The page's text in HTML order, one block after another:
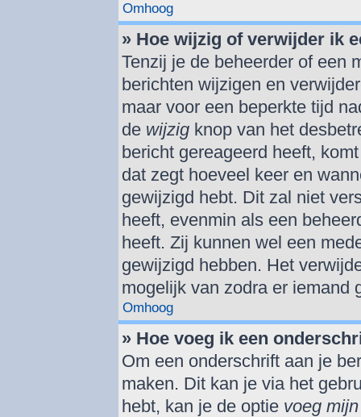
Omhoog
» Hoe wijzig of verwijder ik
Tenzij je de beheerder of een
berichten wijzigen en
maar voor een beperkte tijd
de wijzig knop van het
bericht gereageerd heeft,
dat zegt hoeveel keer en
gewijzigd hebt. Dit zal niet
heeft, evenmin als een
heeft. Zij kunnen wel een
gewijzigd hebben. Het
mogelijk van zodra er iemand
Omhoog
» Hoe voeg ik een
Om een onderschrift aan je
maken. Dit kan je via het
hebt, kan je de optie voeg